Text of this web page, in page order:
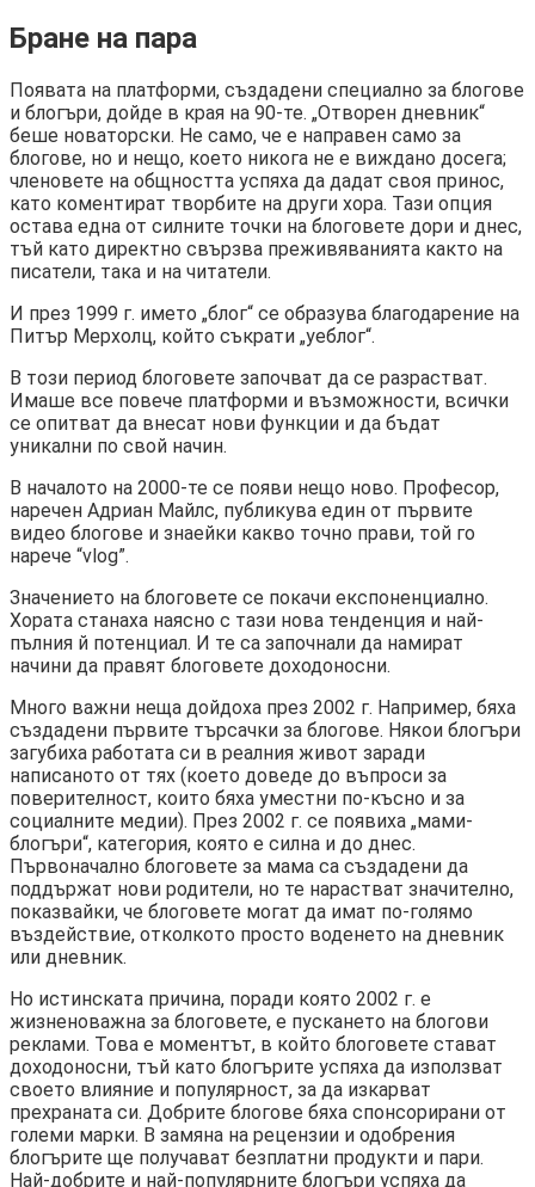
Бране на пара
Появата на платформи, създадени специално за блогове
и блогъри, дойде в края на 90-те. „Отворен дневник“
беше новаторски. Не само, че е направен само за
блогове, но и нещо, което никога не е виждано досега;
членовете на общността успяха да дадат своя принос,
като коментират творбите на други хора. Тази опция
остава една от силните точки на блоговете дори и днес,
тъй като директно свързва преживяванията както на
писатели, така и на читатели.
И през 1999 г. името „блог“ се образува благодарение на
Питър Мерхолц, който съкрати „уеблог“.
В този период блоговете започват да се разрастват.
Имаше все повече платформи и възможности, всички
се опитват да внесат нови функции и да бъдат
уникални по свой начин.
В началото на 2000-те се появи нещо ново. Професор,
наречен Адриан Майлс, публикува един от първите
видео блогове и знаейки какво точно прави, той го
нарече “vlog”.
Значението на блоговете се покачи експоненциално.
Хората станаха наясно с тази нова тенденция и най-
пълния й потенциал. И те са започнали да намират
начини да правят блоговете доходоносни.
Много важни неща дойдоха през 2002 г. Например, бяха
създадени първите търсачки за блогове. Някои блогъри
загубиха работата си в реалния живот заради
написаното от тях (което доведе до въпроси за
поверителност, които бяха уместни по-късно и за
социалните медии). През 2002 г. се появиха „мами-
блогъри“, категория, която е силна и до днес.
Първоначално блоговете за мама са създадени да
поддържат нови родители, но те нарастват значително,
показвайки, че блоговете могат да имат по-голямо
въздействие, отколкото просто воденето на дневник
или дневник.
Но истинската причина, поради която 2002 г. е
жизненоважна за блоговете, е пускането на блогови
реклами. Това е моментът, в който блоговете стават
доходоносни, тъй като блогърите успяха да използват
своето влияние и популярност, за да изкарват
прехраната си. Добрите блогове бяха спонсорирани от
големи марки. В замяна на рецензии и одобрения
блогърите ще получават безплатни продукти и пари.
Най-добрите и най-популярните блогъри успяха да